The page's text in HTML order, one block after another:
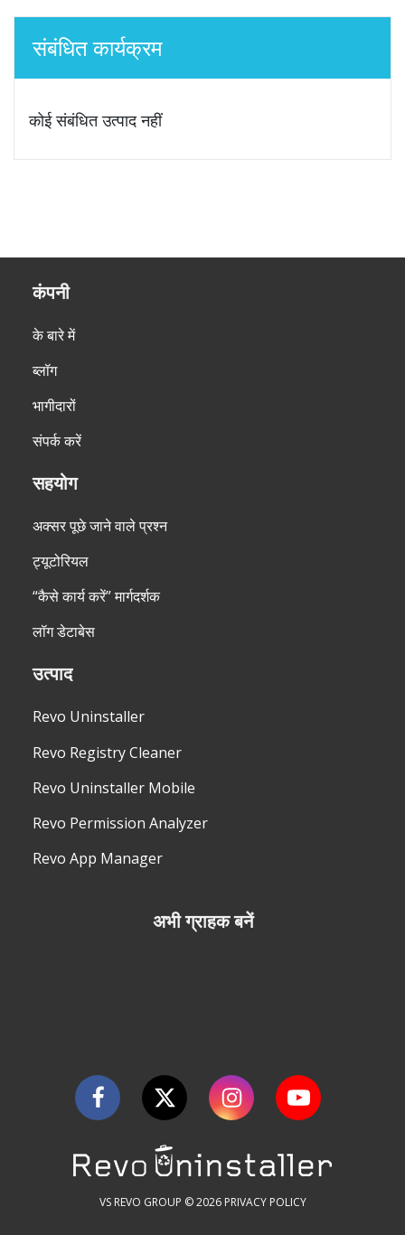
संबंधित कार्यक्रम
कोई संबंधित उत्पाद नहीं
कंपनी
के बारे में
ब्लॉग
भागीदारों
संपर्क करें
सहयोग
अक्सर पूछे जाने वाले प्रश्न
ट्यूटोरियल
“कैसे कार्य करें” मार्गदर्शक
लॉग डेटाबेस
उत्पाद
Revo Uninstaller
Revo Registry Cleaner
Revo Uninstaller Mobile
Revo Permission Analyzer
Revo App Manager
अभी ग्राहक बनें
VS REVO GROUP © 2026 PRIVACY POLICY